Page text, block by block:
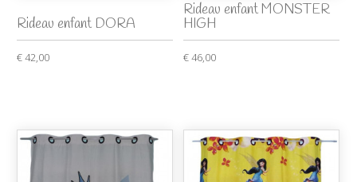
Rideau enfant DORA
€ 42,00
Rideau enfant MONSTER
HIGH
€ 46,00